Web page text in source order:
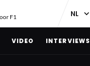
F1
VIDEO INTERVIEWS